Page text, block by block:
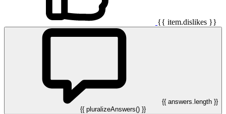
{{ item.dislikes }}
{{ answers.length }}
{{ pluralizeAnswers() }}